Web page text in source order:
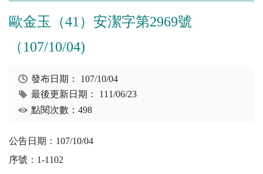
歐金玉（41）安潔字第2969號
（107/10/04)
發布日期： 107/10/04
最後更新日期： 111/06/23
點閱次數：498
公告日期：107/10/04
序號：1-1102